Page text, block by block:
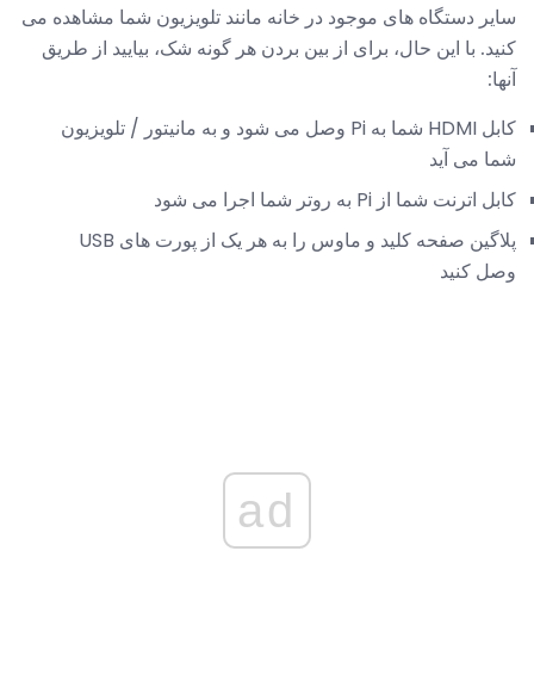
سایر دستگاه های موجود در خانه مانند تلویزیون شما مشاهده می
کنید. با این حال، برای از بین بردن هر گونه شک، بیایید از طریق
آنها:
کابل HDMI شما به Pi وصل می شود و به مانیتور / تلویزیون
شما می آید
کابل اترنت شما از Pi به روتر شما اجرا می شود
پلاگین صفحه کلید و ماوس را به هر یک از پورت های USB
وصل کنید
ad